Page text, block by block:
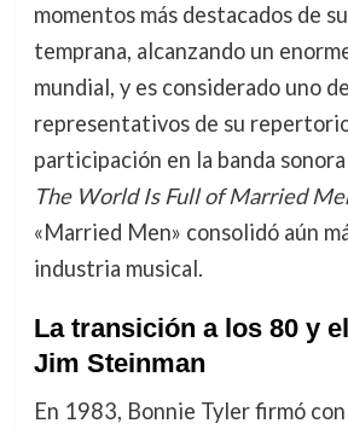
momentos más destacados de
temprana, alcanzando un
mundial, y es considerado uno
representativos de su
participación en la banda
The World Is Full of Married
«Married Men» consolidó aún
industria musical.
La transición a los 80 y
Jim Steinman
En 1983, Bonnie Tyler firmó